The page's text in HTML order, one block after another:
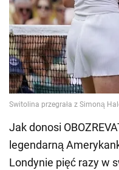
Jak donosi
legendarną
Londynie pięć razy w